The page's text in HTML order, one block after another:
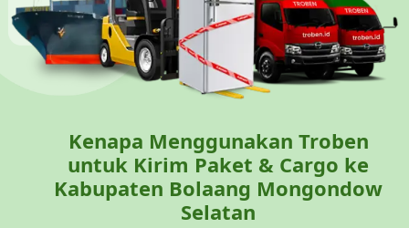
Kenapa Menggunakan Troben
untuk Kirim Paket & Cargo ke
Kabupaten Bolaang Mongondow
Selatan